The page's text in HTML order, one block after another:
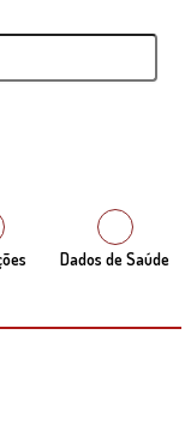
Dados de Saúde